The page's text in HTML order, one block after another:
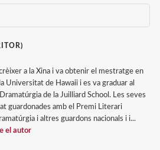
a la Xina i va obtenir el mestratge en
Universitat de Hawaii i es va graduar al
de la Juilliard School. Les seves
guardonades amb el Premi Literari
i altres guardons nacionals i i...
el autor